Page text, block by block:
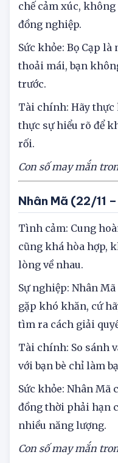
Sự nghiệp: Bọ Cạp
chế cảm xúc,
đồng nghiệp.
Sức khỏe: Bọ Cạp
thoải mái, bạn
trước.
Tài chính: Hãy thực
thực sự hiểu rõ để
rối.
Con số may mắn
Nhân Mã (22/11
Tình cảm: Cung
cũng khá hòa hợp,
lòng về nhau.
Sự nghiệp: Nhân
gặp khó khăn, cứ
tìm ra cách giải
Tài chính: So sánh
với bạn bè chỉ làm
Sức khỏe: Nhân Mã
đồng thời phải hạn
nhiều năng lượng.